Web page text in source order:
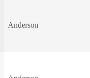
Anderson